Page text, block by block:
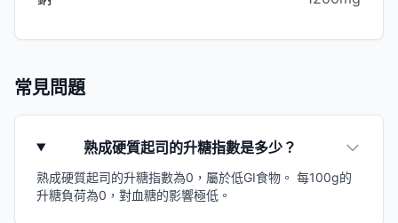
常見問題
熟成硬質起司的升糖指數是多少？
熟成硬質起司的升糖指數為0，屬於低GI食物。 每100g的
升糖負荷為0，對血糖的影響極低。